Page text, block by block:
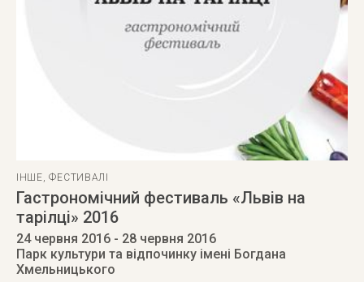
ІНШЕ,ФЕСТИВАЛІ
Гастрономічний фестиваль «Львів на
тарілці» 2016
24 червня 2016 - 28 червня 2016
Парк культури та відпочинку імені Богдана
Хмельницького